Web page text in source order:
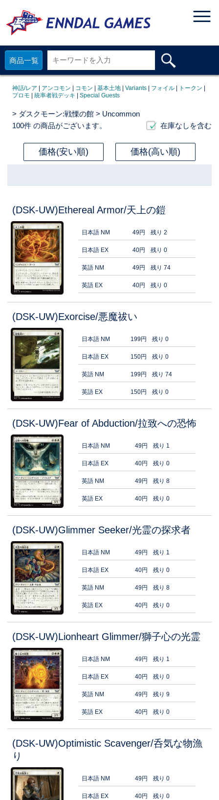
商品一覧
神話/レア アンコモン コモン 基本土地 Variants フォイル トークン
プロモ
統率者戦デッキ Special Guests
> ダスクモーン:戦慄の館 > Uncommon
100件 の商品がございます。 在庫なしを含む
価格(安い順) 価格(高い順)
(DSK-UW)Ethereal Armor/天上の鎧
日本語 NM 49円 残り 2
日本語 EX 40円 残り 0
英語 NM 49円 残り 74
英語 EX 40円 残り 0
(DSK-UW)Exorcise/悪魔祓い
日本語 NM 199円 残り 0
日本語 EX 150円 残り 0
英語 NM 199円 残り 74
英語 EX 150円 残り 0
(DSK-UW)Fear of Abduction/拉致への恐怖
日本語 NM 49円 残り 1
日本語 EX 40円 残り 0
英語 NM 49円 残り 8
英語 EX 40円 残り 0
(DSK-UW)Glimmer Seeker/光霊の探求者
日本語 NM 49円 残り 1
日本語 EX 40円 残り 0
英語 NM 49円 残り 8
英語 EX 40円 残り 0
(DSK-UW)Lionheart Glimmer/獅子心の光霊
日本語 NM 49円 残り 1
日本語 EX 40円 残り 0
英語 NM 49円 残り 9
英語 EX 40円 残り 0
(DSK-UW)Optimistic Scavenger/呑気な物漁
り
日本語 NM 49円 残り 0
日本語 EX 40円 残り 0